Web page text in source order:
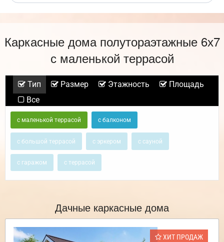
Каркасные дома полутораэтажные 6х7
с маленькой террасой
Тип Размер Этажность
Площадь
Все
с маленькой террасой с балконом
с большой террасой с эркером с сауной
с гаражом с террасой
Дачные каркасные дома
ХИТ ПРОДАЖ